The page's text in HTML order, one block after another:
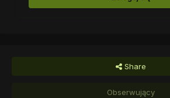
Share
Obserwujący